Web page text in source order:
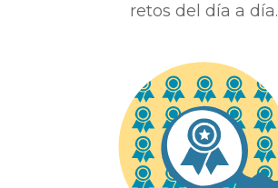
retos del día a día.